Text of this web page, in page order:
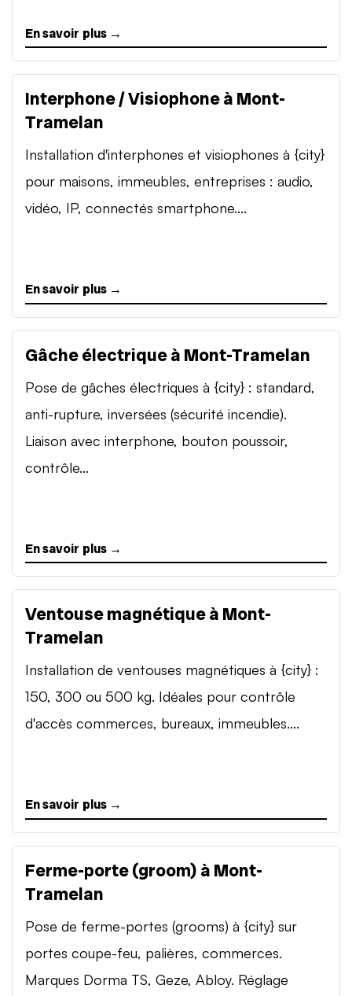
En savoir plus →
Interphone / Visiophone à Mont-
Tramelan
Installation d'interphones et visiophones à {city}
pour maisons, immeubles, entreprises : audio,
vidéo, IP, connectés smartphone....
En savoir plus →
Gâche électrique à Mont-Tramelan
Pose de gâches électriques à {city} : standard,
anti-rupture, inversées (sécurité incendie).
Liaison avec interphone, bouton poussoir,
contrôle...
En savoir plus →
Ventouse magnétique à Mont-
Tramelan
Installation de ventouses magnétiques à {city} :
150, 300 ou 500 kg. Idéales pour contrôle
d'accès commerces, bureaux, immeubles....
En savoir plus →
Ferme-porte (groom) à Mont-
Tramelan
Pose de ferme-portes (grooms) à {city} sur
portes coupe-feu, palières, commerces.
Marques Dorma TS, Geze, Abloy. Réglage